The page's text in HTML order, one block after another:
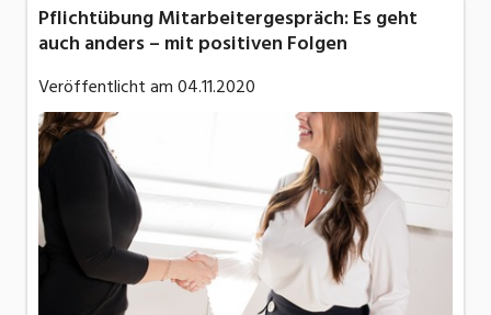
Pflichtübung Mitarbeitergespräch: Es geht
auch anders – mit positiven Folgen
Veröffentlicht am04.11.2020